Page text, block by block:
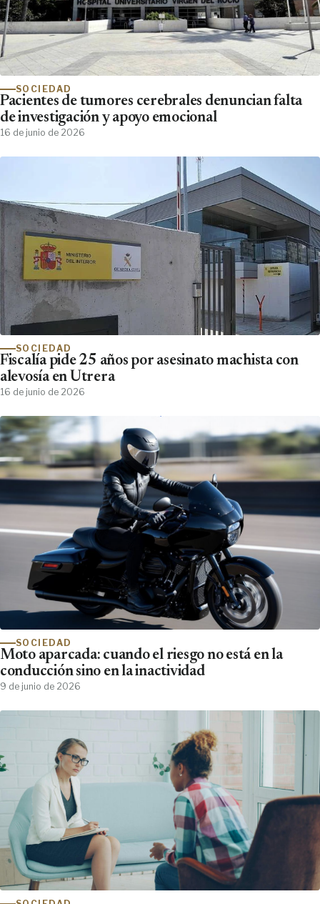
SOCIEDAD
Pacientes de tumores cerebrales denuncian falta
de investigación y apoyo emocional
16 de junio de 2026
SOCIEDAD
Fiscalía pide 25 años por asesinato machista con
alevosía en Utrera
16 de junio de 2026
SOCIEDAD
Moto aparcada: cuando el riesgo no está en la
conducción sino en la inactividad
9 de junio de 2026